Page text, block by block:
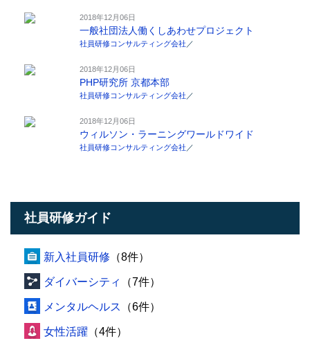
2018年12月06日
一般社団法人働くしあわせプロジェクト
社員研修コンサルティング会社 ／
2018年12月06日
PHP研究所 京都本部
社員研修コンサルティング会社 ／
2018年12月06日
ウィルソン・ラーニングワールドワイド
社員研修コンサルティング会社 ／
社員研修ガイド
新入社員研修 （8件）
ダイバーシティ （7件）
メンタルヘルス （6件）
女性活躍 （4件）